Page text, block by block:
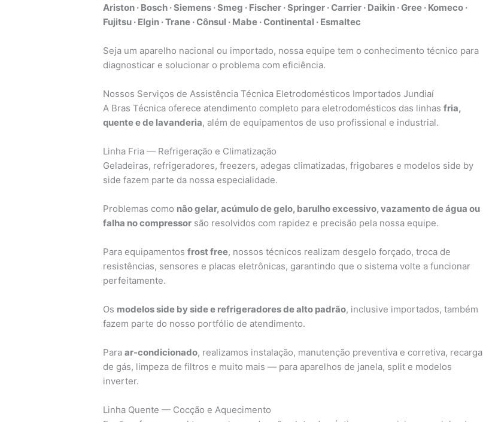
Ariston · Bosch · Siemens · Smeg · Fischer · Springer · Carrier · Daikin · Gree · Komeco ·
Fujitsu · Elgin · Trane · Cônsul · Mabe · Continental · Esmaltec
Seja um aparelho nacional ou importado, nossa equipe tem o conhecimento técnico para
diagnosticar e solucionar o problema com eficiência.
Nossos Serviços de Assistência Técnica Eletrodomésticos Importados Jundiaí
A Bras Técnica oferece atendimento completo para eletrodomésticos das linhasfria,
quente e de lavanderia, além de equipamentos de uso profissional e industrial.
Linha Fria — Refrigeração e Climatização
Geladeiras, refrigeradores, freezers, adegas climatizadas, frigobares e modelos side by
side fazem parte da nossa especialidade.
Problemas como não gelar, acúmulo de gelo, barulho excessivo, vazamento de água ou
falha no compressor são resolvidos com rapidez e precisão pela nossa equipe.
Para equipamentosfrost free, nossos técnicos realizam desgelo forçado, troca de
resistências, sensores e placas eletrônicas, garantindo que o sistema volte a funcionar
perfeitamente.
Os modelos side by side e refrigeradores de alto padrão, inclusive importados, também
fazem parte do nosso portfólio de atendimento.
Paraar-condicionado, realizamos instalação, manutenção preventiva e corretiva, recarga
de gás, limpeza de filtros e muito mais — para aparelhos de janela, split e modelos
inverter.
Linha Quente — Cocção e Aquecimento